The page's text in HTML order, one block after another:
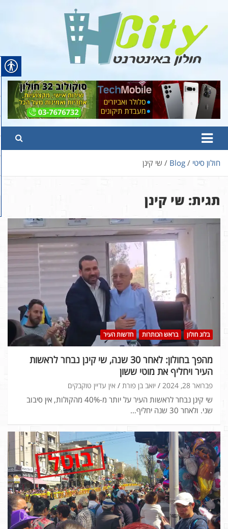
content
Hcity – חולון באינטרנט
פורטל החדשות והמידע של חולון
חולון סיטי Blog שי קינן
תגית: שי קינן
בלוג חולון בראש הכותרות חדשות העיר
מהפך בחולון: לאחר 30 שנה, שי קינן נבחר לראשות
העיר ויחליף את מוטי ששון
פברואר 28, 2024 יואב בן פורת אין עדיין טוקבקים
שי קינן נבחר לראשות העיר על יותר מ-40% מהקולות, אין סיבוב
שני. ולאחר 30 שנה יחליף…